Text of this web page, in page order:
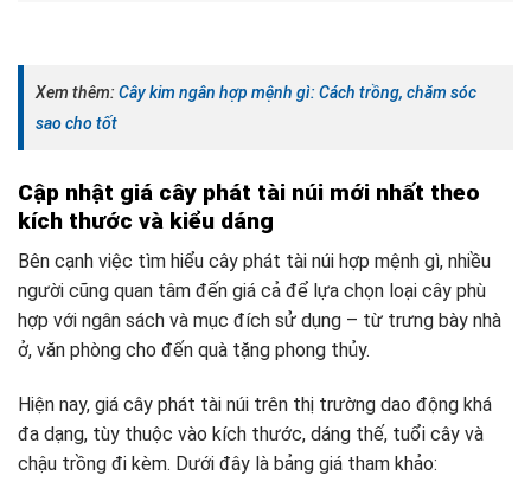
Xem thêm: Cây kim ngân hợp mệnh gì: Cách trồng, chăm sóc
sao cho tốt
Cập nhật giá cây phát tài núi mới nhất theo
kích thước và kiểu dáng
Bên cạnh việc tìm hiểu cây phát tài núi hợp mệnh gì, nhiều
người cũng quan tâm đến giá cả để lựa chọn loại cây phù
hợp với ngân sách và mục đích sử dụng – từ trưng bày nhà
ở, văn phòng cho đến quà tặng phong thủy.
Hiện nay, giá cây phát tài núi trên thị trường dao động khá
đa dạng, tùy thuộc vào kích thước, dáng thế, tuổi cây và
chậu trồng đi kèm. Dưới đây là bảng giá tham khảo: